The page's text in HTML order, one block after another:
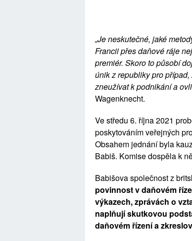
„Je neskutečné, jaké
Francii přes daňové ráje
premiér. Skoro to působí
únik z republiky pro
zneužívat k podnikání a
Wagenknecht.
Ve středu 6. října 2021
poskytováním veřejných
Obsahem jednání byla
Babiš. Komise dospěla k
Babišova společnost z
povinnost v daňovém
výkazech, zprávách o
naplňují skutkovou
daňovém řízení a